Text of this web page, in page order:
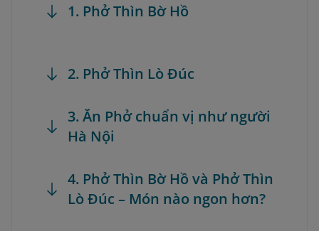
1. Phở Thìn Bờ Hồ
2. Phở Thìn Lò Đúc
3. Ăn Phở chuẩn vị như người
Hà Nội
4. Phở Thìn Bờ Hồ và Phở Thìn
Lò Đúc – Món nào ngon hơn?